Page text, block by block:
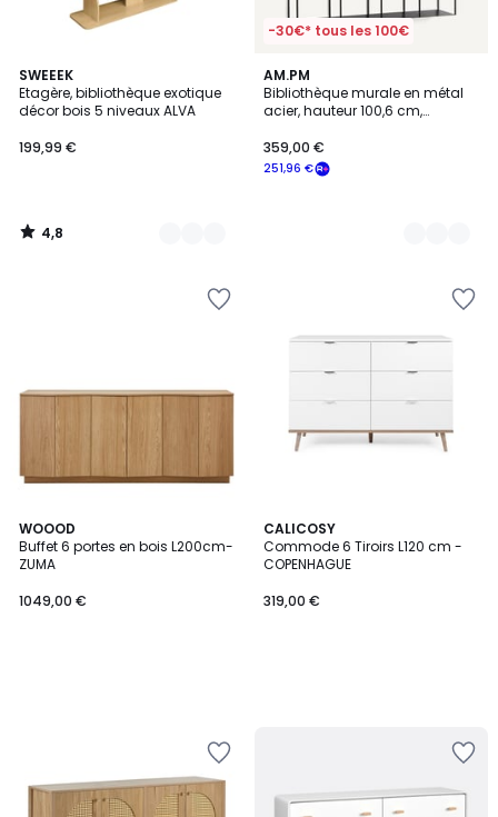
SWEEEK
Etagère, bibliothèque exotique
décor bois 5 niveaux ALVA
199,99 €
4,8
/ 5
3
Couleurs
4,8
/
-30€* tous les 100€
AM.PM
Bibliothèque murale en métal
acier, hauteur 100,6 cm,
251,96 €
359,00 €
2
Couleurs
WOOOD
Buffet 6 portes en bois L200cm-
ZUMA
1049,00 €
CALICOSY
Commode 6 Tiroirs L120 cm -
COPENHAGUE
319,00 €